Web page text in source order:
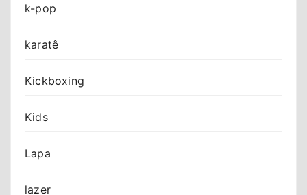
k-pop
karatê
Kickboxing
Kids
Lapa
lazer